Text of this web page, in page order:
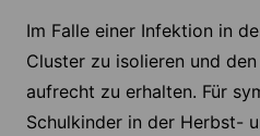
Im Falle einer Infektion in
Cluster zu isolieren und
aufrecht zu erhalten. Für
Schulkinder in der Herbst-